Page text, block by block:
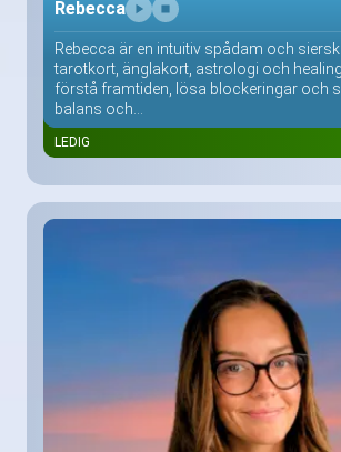
Rebecca
Rebecca är en intuitiv spådam och
tarotkort, änglakort, astrologi och
förstå framtiden, lösa blockeringar och
balans och...
LEDIG